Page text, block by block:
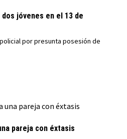
jóvenes en el 13 de
por presunta posesión de
pareja con éxtasis